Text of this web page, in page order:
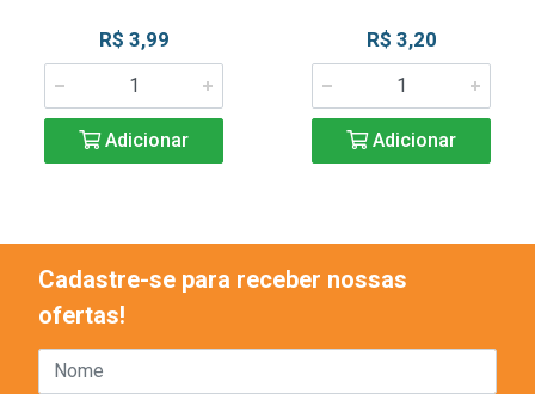
R$ 3,99
Adicionar
R$ 3,20
Adicionar
Cadastre-se para receber nossas
ofertas!